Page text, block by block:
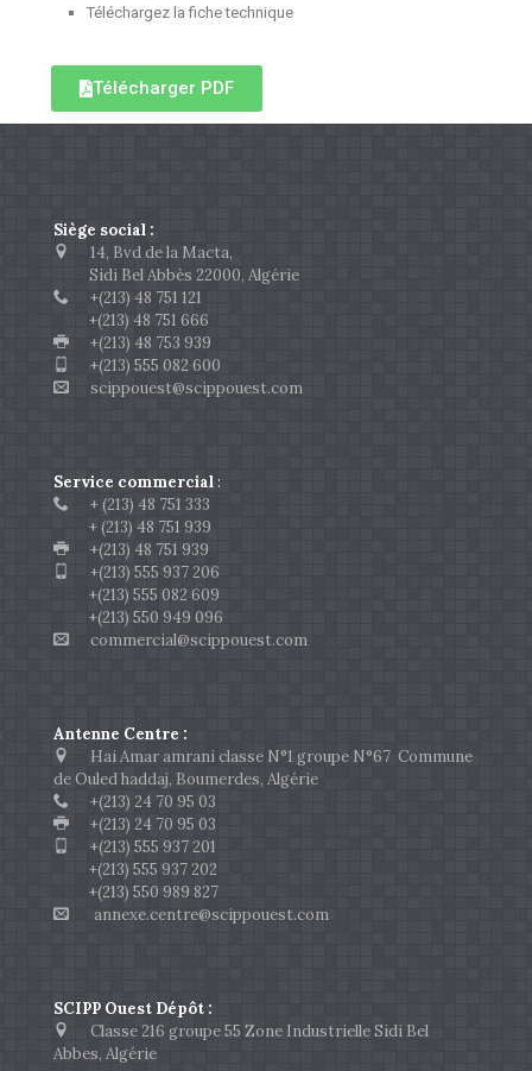
Téléchargez la fiche technique
Télécharger PDF
Siège social :
14, Bvd de la Macta,
Sidi Bel Abbès 22000, Algérie
+(213) 48 751 121
+(213) 48 751 666
+(213) 48 753 939
+(213) 555 082 600
scippouest@scippouest.com
Service commercial:
+ (213) 48 751 333
+ (213) 48 751 939
+(213) 48 751 939
+(213) 555 937 206
+(213) 555 082 609
+(213) 550 949 096
commercial@scippouest.com
Antenne Centre :
Hai Amar amrani classe N°1 groupe N°67 Commune
de Ouled haddaj, Boumerdes, Algérie
+(213) 24 70 95 03
+(213) 24 70 95 03
+(213) 555 937 201
+(213) 555 937 202
+(213) 550 989 827
annexe.centre@scippouest.com
SCIPP Ouest Dépôt :
Classe 216 groupe 55 Zone Industrielle Sidi Bel
Abbes, Algérie